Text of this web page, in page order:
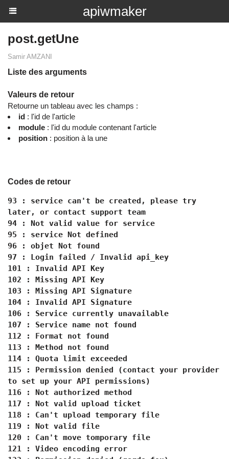
apiwmaker
post.getUne
Samir AMZANI
Liste des arguments
Valeurs de retour
Retourne un tableau avec les champs :
id : l'id de l'article
module : l'id du module contenant l'article
position : position à la une
Codes de retour
93 : service can't be created, please try
later, or contact support team
94 : Not valid value for service
95 : service Not defined
96 : objet Not found
97 : Login failed / Invalid api_key
101 : Invalid API Key
102 : Missing API Key
103 : Missing API Signature
104 : Invalid API Signature
106 : Service currently unavailable
107 : Service name not found
112 : Format not found
113 : Method not found
114 : Quota limit exceeded
115 : Permission denied (contact your provider
to set up your API permissions)
116 : Not authorized method
117 : Not valid upload ticket
118 : Can't upload temporary file
119 : Not valid file
120 : Can't move tomporary file
121 : Video encoding error